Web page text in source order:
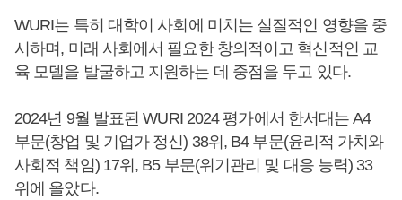
WURI는 특히 대학이 사회에 미치는 실질적인 영향을 중
시하며, 미래 사회에서 필요한 창의적이고 혁신적인 교
육 모델을 발굴하고 지원하는 데 중점을 두고 있다.
2024년 9월 발표된 WURI 2024 평가에서 한서대는 A4
부문(창업 및 기업가 정신) 38위, B4 부문(윤리적 가치와
사회적 책임) 17위, B5 부문(위기관리 및 대응 능력) 33
위에 올았다.